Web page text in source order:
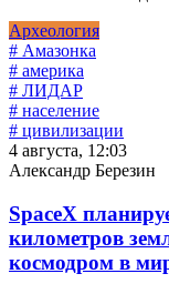
Археология
# Амазонка
# америка
# ЛИДАР
# население
# цивилизации
4 августа, 12:03
Александр Березин
SpaceX
километров
космодром в